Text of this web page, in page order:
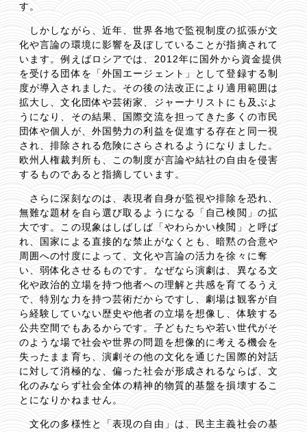
す。
しかしながら、近年、世界各地で監視制度の拡張が文
化や言論の環境に影響を及ぼしていることが指摘されて
います。例えばロシアでは、2012年に国外から資金提供
を受ける団体を「外国エージェント」として登録する制
度が導入されました。その後の法改正により適用範囲は
拡大し、文化団体や芸術家、ジャーナリストにも及ぶよ
うになり、その結果、国際交流を担ってきた多くの市民
団体や個人が、外国勢力の利益を促進する存在と同一視
され、排除される危険にさらされるようになりました。
欧州人権裁判所も、この制度が言論や結社の自由を侵害
するものであると指摘しています。
さらに深刻なのは、表現者自身が監視や排除を恐れ、
無難な題材を自ら選び取るようになる「自己検閲」の拡
大です。この現象はしばしば「やわらかい検閲」と呼ば
れ、国家による直接的な禁止がなくとも、暗黙の合意や
周囲への忖度によって、文化や言論の活力を徐々に奪
い、弱体化させるものです。なぜなら演劇は、異なる文
化や政治的立場を持つ他者への理解と共感を育てるうえ
で、特別な力を持つ芸術だからですし、劇場は観客が自
ら経験していない歴史や他者の立場を想像し、体験する
公共空間でもあるからです。子どもたちや若い世代がそ
のような場で社会や世界の問題を想像的に考える機会を
失ったまま育ち、演劇その他の文化を通じた国際的対話
に対して消極的な、偏った社会が形成されるならば、文
化のみならず社会全体の精神的物質的基盤を損壊するこ
とになりかねません。
文化の多様性と「表現の自由」は、民主主義社会の基